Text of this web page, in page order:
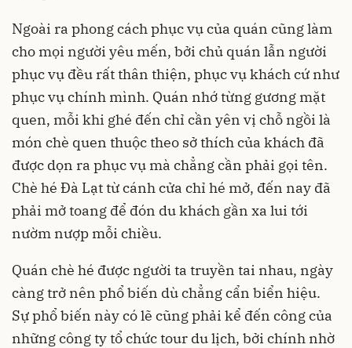
Ngoài ra phong cách phục vụ của quán cũng làm
cho mọi người yêu mến, bởi chủ quán lẫn người
phục vụ đều rất thân thiện, phục vụ khách cứ như
phục vụ chính mình. Quán nhớ từng gương mặt
quen, mỗi khi ghé đến chỉ cần yên vị chỗ ngồi là
món chè quen thuộc theo sở thích của khách đã
được dọn ra phục vụ mà chẳng cần phải gọi tên.
Chè hé Đà Lạt từ cánh cửa chỉ hé mở, đến nay đã
phải mở toang để đón du khách gần xa lui tới
nườm nượp mỗi chiều.
Quán chè hé được người ta truyền tai nhau, ngày
càng trở nên phổ biến dù chẳng cẩn biển hiệu.
Sự phổ biến này có lẽ cũng phải kể đến công của
những công ty tổ chức tour du lịch, bởi chính nhờ